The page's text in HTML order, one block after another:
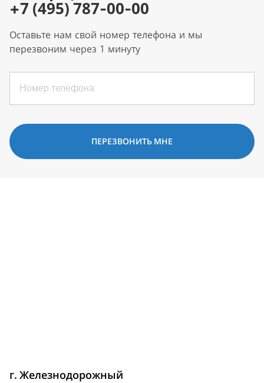
+7 (495) 787-00-00
Оставьте нам свой номер телефона и мы
перезвоним через 1 минуту
ПЕРЕЗВОНИТЬ МНЕ
г. Железнодорожный